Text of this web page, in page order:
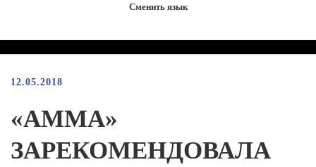
Сменить язык
12.05.2018
«АММА»
ЗАРЕКОМЕНДОВАЛА